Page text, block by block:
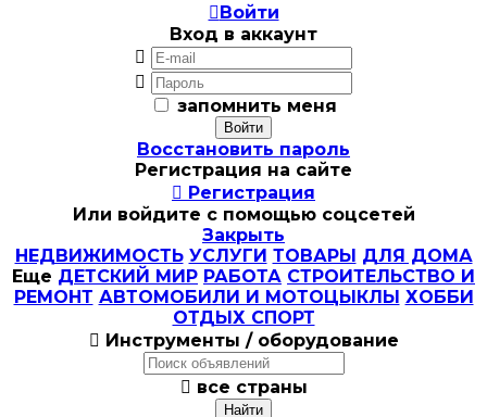
Войти
Вход в аккаунт


запомнить меня
Восстановить пароль
Регистрация на сайте
 Регистрация
Или войдите с помощью соцсетей
Закрыть
НЕДВИЖИМОСТЬ УСЛУГИ ТОВАРЫ ДЛЯ ДОМА
Еще ДЕТСКИЙ МИР РАБОТА СТРОИТЕЛЬСТВО И
РЕМОНТ АВТОМОБИЛИ И МОТОЦЫКЛЫ ХОББИ
ОТДЫХ СПОРТ
 Инструменты / оборудование
 все страны